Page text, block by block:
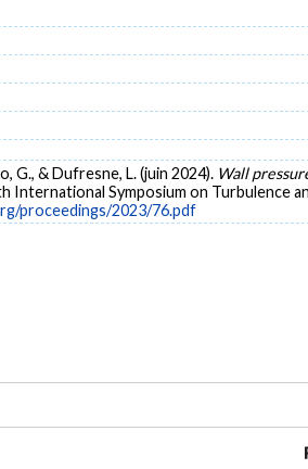
G., & Dufresne, L. (juin 2024). Wall
International Symposium on Turbulence
proceedings/2023/76.pdf